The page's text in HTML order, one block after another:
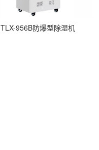
TLX-956B防爆型除湿机